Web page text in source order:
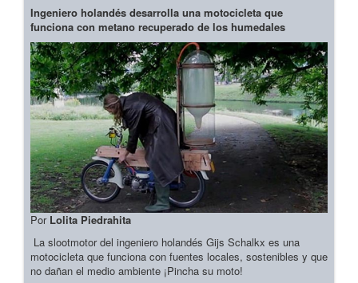
Ingeniero holandés desarrolla una motocicleta que
funciona con metano recuperado de los humedales
Por Lolita Piedrahita
La slootmotor del ingeniero holandés Gijs Schalkx es una
motocicleta que funciona con fuentes locales, sostenibles y que
no dañan el medio ambiente ¡Pincha su moto!